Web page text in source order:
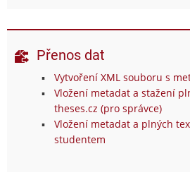
Přenos dat
Vytvoření XML souboru s
Vložení metadat a stažení
theses.cz (pro správce)
Vložení metadat a plných
studentem